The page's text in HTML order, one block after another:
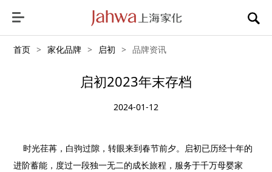
首页 > 家化品牌 > 启初 > 品牌资讯
启初2023年末存档
2024-01-12
时光荏苒，白驹过隙，转眼来到春节前夕。启初已历经十年的
进阶蓄能，度过一段独一无二的成长旅程，服务于千万母婴家